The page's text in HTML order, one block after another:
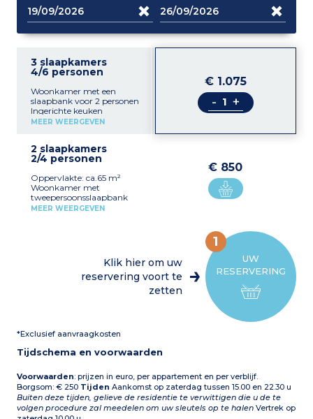
3 slaapkamers
4/6 personen
Woonkamer met een
slaapbank voor 2 personen
Ingerichte keuken
Tweepersoonskamer met 2
MEER WEERGEVEN
€ 1.075
- +
2 slaapkamers
2/4 personen
Oppervlakte: ca.65 m²
Woonkamer met
tweepersoonsslaapbank
Uitgeruste keukenhoek
MEER WEERGEVEN
€ 850
UW
RESERVERING
1
Klik hier om uw
reservering voort te
zetten
*Exclusief aanvraagkosten
Tijdschema en voorwaarden
Voorwaarden: prijzen in euro, per appartement en per verblijf.
Borgsom: € 250 Tijden Aankomst op zaterdag tussen 15.00 en 22.30 u
Buiten deze tijden, gelieve de residentie te verwittigen die u de te
volgen procedure zal meedelen om uw sleutels op te halen Vertrek op